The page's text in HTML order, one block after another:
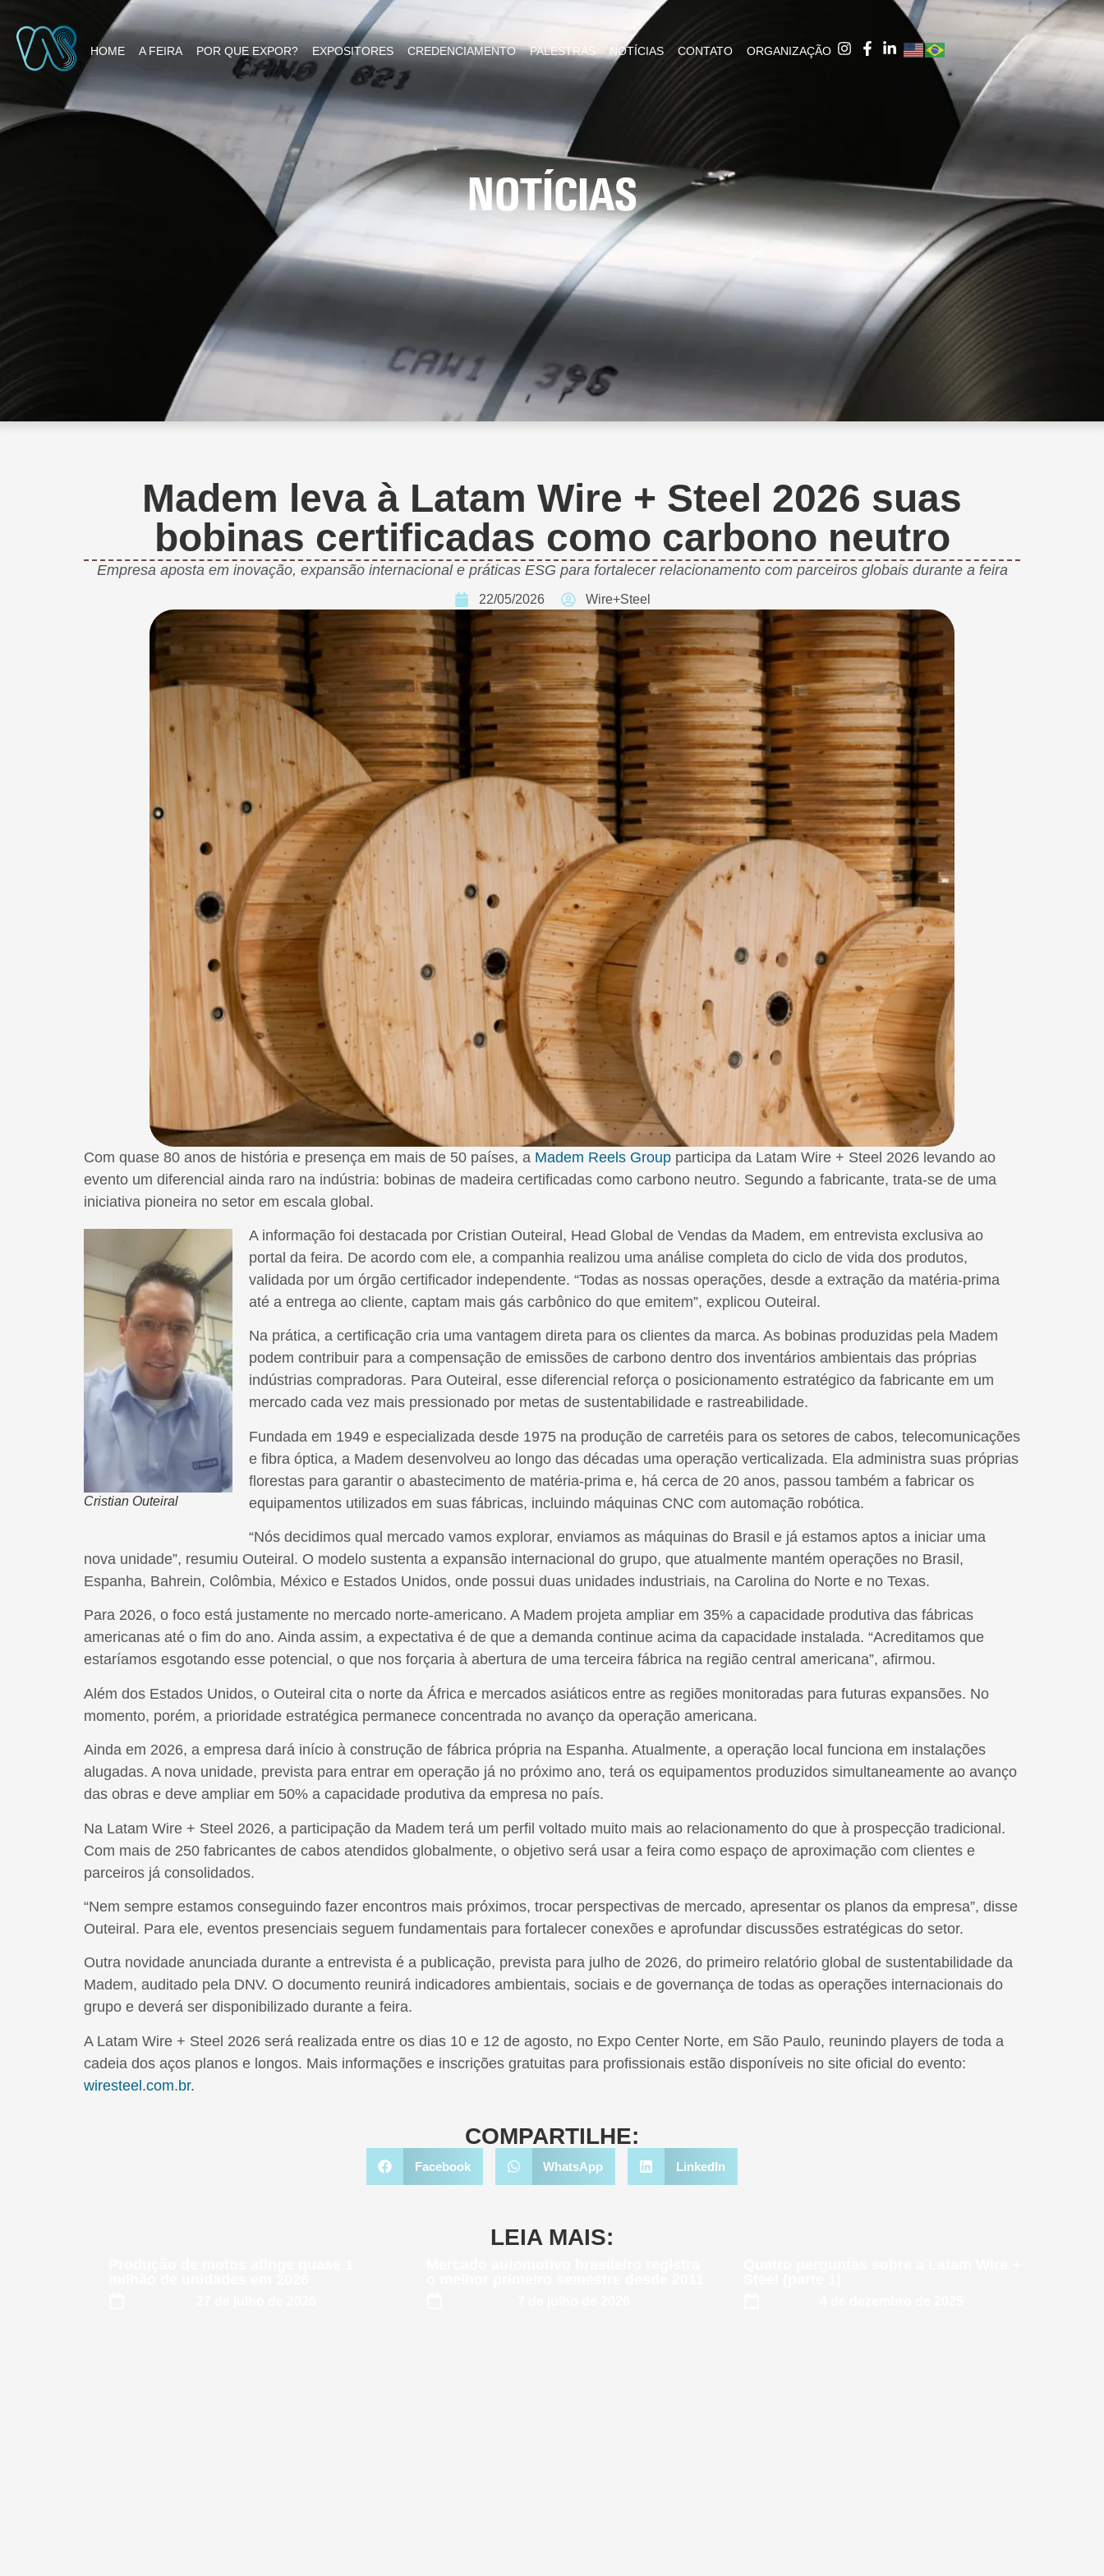
HOME A FEIRA POR QUE EXPOR? EXPOSITORES CREDENCIAMENTO PALESTRAS NOTÍCIAS CONTATO ORGANIZAÇÃO
NOTÍCIAS
Madem leva à Latam Wire + Steel 2026 suas
bobinas certificadas como carbono neutro
Empresa aposta em inovação, expansão internacional e práticas ESG para fortalecer relacionamento com parceiros globais durante a feira
22/05/2026 Wire+Steel
Com quase 80 anos de história e presença em mais de 50 países, a Madem Reels Group participa da Latam Wire + Steel 2026 levando ao
evento um diferencial ainda raro na indústria: bobinas de madeira certificadas como carbono neutro. Segundo a fabricante, trata-se de uma
iniciativa pioneira no setor em escala global.
Cristian Outeiral
A informação foi destacada por Cristian Outeiral, Head Global de Vendas da Madem, em entrevista exclusiva ao
portal da feira. De acordo com ele, a companhia realizou uma análise completa do ciclo de vida dos produtos,
validada por um órgão certificador independente. “Todas as nossas operações, desde a extração da matéria-prima
até a entrega ao cliente, captam mais gás carbônico do que emitem”, explicou Outeiral.
Na prática, a certificação cria uma vantagem direta para os clientes da marca. As bobinas produzidas pela Madem
podem contribuir para a compensação de emissões de carbono dentro dos inventários ambientais das próprias
indústrias compradoras. Para Outeiral, esse diferencial reforça o posicionamento estratégico da fabricante em um
mercado cada vez mais pressionado por metas de sustentabilidade e rastreabilidade.
Fundada em 1949 e especializada desde 1975 na produção de carretéis para os setores de cabos, telecomunicações
e fibra óptica, a Madem desenvolveu ao longo das décadas uma operação verticalizada. Ela administra suas próprias
florestas para garantir o abastecimento de matéria-prima e, há cerca de 20 anos, passou também a fabricar os
equipamentos utilizados em suas fábricas, incluindo máquinas CNC com automação robótica.
“Nós decidimos qual mercado vamos explorar, enviamos as máquinas do Brasil e já estamos aptos a iniciar uma
nova unidade”, resumiu Outeiral. O modelo sustenta a expansão internacional do grupo, que atualmente mantém operações no Brasil,
Espanha, Bahrein, Colômbia, México e Estados Unidos, onde possui duas unidades industriais, na Carolina do Norte e no Texas.
Para 2026, o foco está justamente no mercado norte-americano. A Madem projeta ampliar em 35% a capacidade produtiva das fábricas
americanas até o fim do ano. Ainda assim, a expectativa é de que a demanda continue acima da capacidade instalada. “Acreditamos que
estaríamos esgotando esse potencial, o que nos forçaria à abertura de uma terceira fábrica na região central americana”, afirmou.
Além dos Estados Unidos, o Outeiral cita o norte da África e mercados asiáticos entre as regiões monitoradas para futuras expansões. No
momento, porém, a prioridade estratégica permanece concentrada no avanço da operação americana.
Ainda em 2026, a empresa dará início à construção de fábrica própria na Espanha. Atualmente, a operação local funciona em instalações
alugadas. A nova unidade, prevista para entrar em operação já no próximo ano, terá os equipamentos produzidos simultaneamente ao avanço
das obras e deve ampliar em 50% a capacidade produtiva da empresa no país.
Na Latam Wire + Steel 2026, a participação da Madem terá um perfil voltado muito mais ao relacionamento do que à prospecção tradicional.
Com mais de 250 fabricantes de cabos atendidos globalmente, o objetivo será usar a feira como espaço de aproximação com clientes e
parceiros já consolidados.
“Nem sempre estamos conseguindo fazer encontros mais próximos, trocar perspectivas de mercado, apresentar os planos da empresa”, disse
Outeiral. Para ele, eventos presenciais seguem fundamentais para fortalecer conexões e aprofundar discussões estratégicas do setor.
Outra novidade anunciada durante a entrevista é a publicação, prevista para julho de 2026, do primeiro relatório global de sustentabilidade da
Madem, auditado pela DNV. O documento reunirá indicadores ambientais, sociais e de governança de todas as operações internacionais do
grupo e deverá ser disponibilizado durante a feira.
A Latam Wire + Steel 2026 será realizada entre os dias 10 e 12 de agosto, no Expo Center Norte, em São Paulo, reunindo players de toda a
cadeia dos aços planos e longos. Mais informações e inscrições gratuitas para profissionais estão disponíveis no site oficial do evento:
wiresteel.com.br.
COMPARTILHE:
Facebook WhatsApp LinkedIn
LEIA MAIS: